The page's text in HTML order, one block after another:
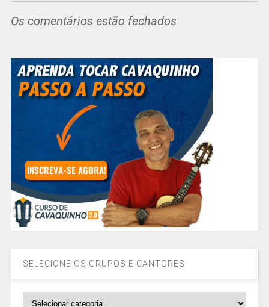
Os comentários estão fechados
SELECIONE OS GRUPOS E CANTORES